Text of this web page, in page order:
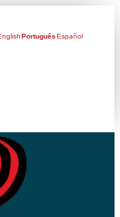
PortuguêsEspañol